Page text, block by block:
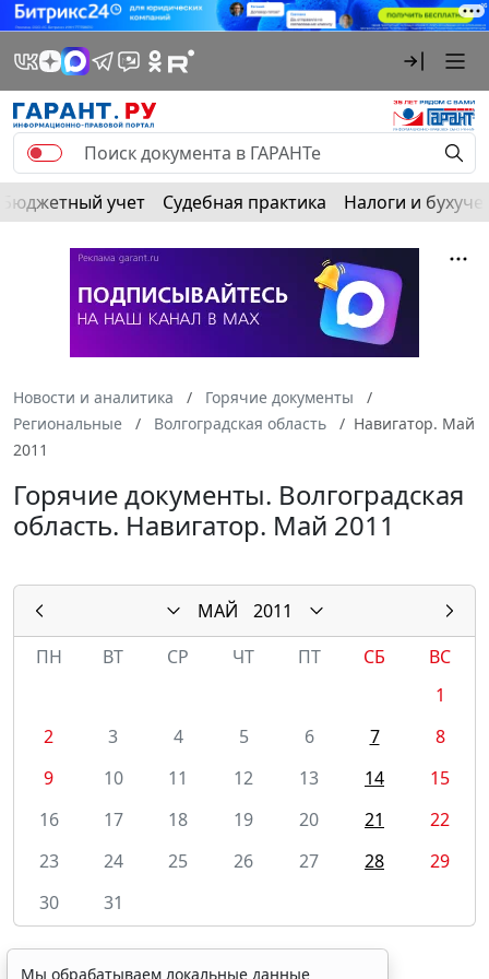
Бюджетный учет Судебная практика Налоги и
Новости и аналитика
Горячие документы
Региональные
Волгоградская область
Навигатор. Май
2011
Горячие документы. Волгоградская
область. Навигатор. Май 2011
МАЙ
2011
ПН
ВТ СР ЧТ ПТ СБ
ВС
1
2
3 4 5 6 7
8
9
10 11 12 13 14
15
16
17 18 19 20 21
22
23
24 25 26 27 28
29
30
31
Мы обрабатываем локальные данные